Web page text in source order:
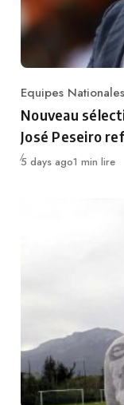
Category
Equipes Nationales
Nouveau
José Peseiro
Publié
5 days ago1 min lire